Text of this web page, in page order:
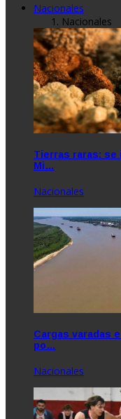
Nacionales
Nacionales
Tierras raras: se
Mi…
Nacionales
Cargas varadas
po…
Nacionales